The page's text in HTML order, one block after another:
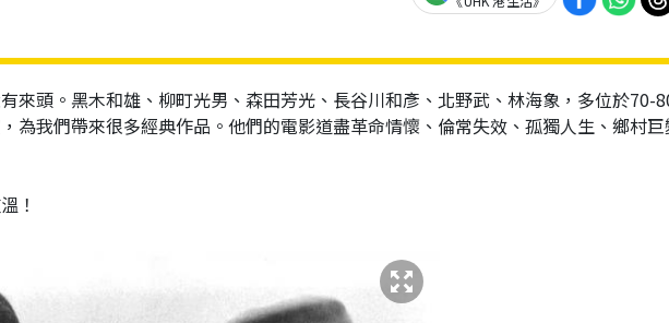
來頭。黑木和雄、柳町光男、森田芳光、長谷川和彥、北野武、林海象，多位於70-
為我們帶來很多經典作品。他們的電影道盡革命情懷、倫常失效、孤獨人生、鄉村
！